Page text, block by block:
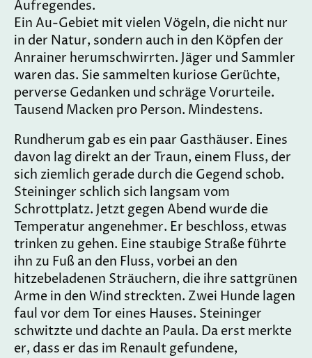
Aufregendes.
Ein Au-Gebiet mit vielen Vögeln, die nicht nur
in der Natur, sondern auch in den Köpfen der
Anrainer herumschwirrten. Jäger und Sammler
waren das. Sie sammelten kuriose Gerüchte,
perverse Gedanken und schräge Vorurteile.
Tausend Macken pro Person. Mindestens.
Rundherum gab es ein paar Gasthäuser. Eines
davon lag direkt an der Traun, einem Fluss, der
sich ziemlich gerade durch die Gegend schob.
Steininger schlich sich langsam vom
Schrottplatz. Jetzt gegen Abend wurde die
Temperatur angenehmer. Er beschloss, etwas
trinken zu gehen. Eine staubige Straße führte
ihn zu Fuß an den Fluss, vorbei an den
hitzebeladenen Sträuchern, die ihre sattgrünen
Arme in den Wind streckten. Zwei Hunde lagen
faul vor dem Tor eines Hauses. Steininger
schwitzte und dachte an Paula. Da erst merkte
er, dass er das im Renault gefundene,